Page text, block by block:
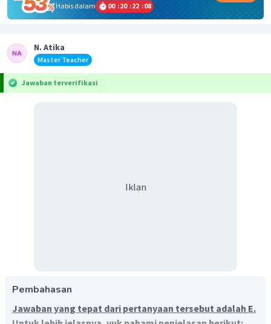
Habis dalam
00 :20 :22 :08
N. Atika
Master Teacher
Jawaban terverifikasi
Iklan
Pembahasan
Jawaban yang tepat dari pertanyaan tersebut adalah E.